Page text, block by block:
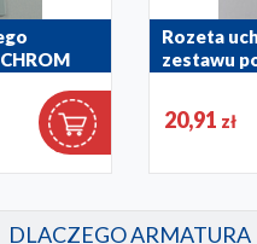
Rozeta
zestawu
974-384-31
20,91 zł
DLACZEGO ARMATURA